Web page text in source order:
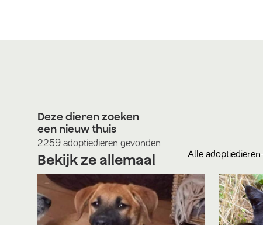
Deze dieren zoeken
een nieuw thuis
2259 adoptiedieren gevonden
Bekijk ze allemaal Alle adoptiedieren